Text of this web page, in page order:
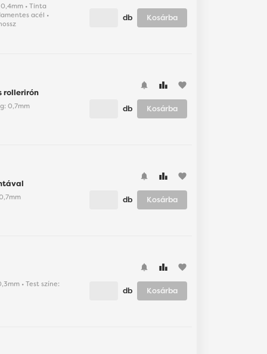
• Tinta
acél •
db Kosárba
rollerirón
0,7mm
favorite
db Kosárba
favorite
db Kosárba
• Test színe:
favorite
db Kosárba